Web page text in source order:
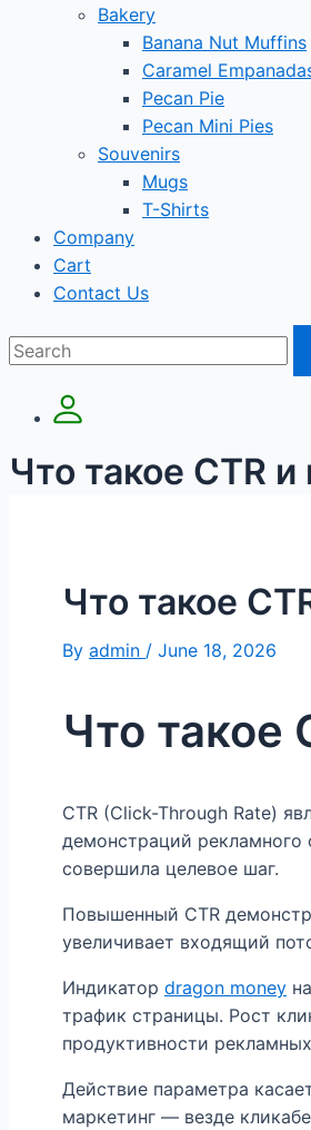
Bakery
Banana Nut Muffins
Caramel
Pecan Pie
Pecan Mini Pies
Souvenirs
Mugs
T-Shirts
Company
Cart
Contact Us
Что такое CTR
Что такое
By admin / June 18, 2026
Что такое
CTR (Click-Through Rate)
демонстраций рекламного
совершила целевое шаг.
Повышенный CTR
увеличивает входящий
Индикатор dragon money
трафик страницы. Рост
продуктивности
Действие параметра
маркетинг — везде